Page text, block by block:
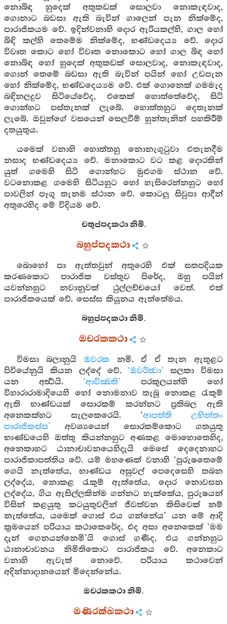
නොබිඳ හුදෙක් අතුකඩක් සොලවා නොකැඳවාද,
ගොනාට බඩසා ඇති බැවින් ගාලෙන් පැන නික්මේද,
පාරාජිකයම වේ. ඉදින්වනාහි දොර ඇරියකල්හි, ගාල හෝ
බිඳි කල්හි තෙමේම නික්මේද, භණ්ඩදෙය්‍ය වේ. දොර
විවෘත කොට හෝ විවෘත නොකොට හෝ ගාල බිඳ හෝ
නොබිඳ හෝ හුදෙක් අතුකඩක් සොලවාද, නොකැඳවාද,
ගොන් තෙමේ බඩසා ඇති බැවින් පයින් හෝ උඩපැන
හෝ නික්මේද, භණ්ඩදෙය්‍යම වේ. එක් ගොනෙක් ගමමැද
බඳිනලදුව සිටියේවේද, එකෙක් හොත්තේවේද, සිටි
ගොන්හට පස්තැනක් ලැබේ. හොත්තහුට දෙතැනක්
ලැබේ. ඔවුන්ගේ වසයෙන් සෙලවීම් හුන්තැනින් පහකිරීම්
දතයුතුය.
යමෙක් වනාහි හොත්තහු නොනැගුටුවා එතැනදීම
නසාද භණ්ඩදෙය්‍ය වේ. මනාකොට වට කළ දොරකින්
යුත් ගමෙහි සිටි ගොන්හට මුළුගම ස්ථාන වේ.
වටනොකළ ගමෙහි සිටියහුට හෝ හැසිරෙන්නහුට හෝ
පාවලින් පෑගූ තැනම ස්ථාන වේ. කොටලු සිවුපා ආදීන්
අතුරෙහිද මේ විදියම වේ.
චතුප්පදකථා නිමි.
බහුප්පදකථා
බොහෝ පා ඇත්තවුන් අතුරෙහි එක් සතපදියක
කරණකොට පාරාජික වස්තුව පිරේද, ඔහු පයින්
යවන්නහුට නවානූවක් ථුල්ලච්චයෝ වෙත්. එක්
පාරාජිකයෙක් වේ. සෙස්ස කියූනය ඇත්තේමය.
බහුප්පදකථා නිමි.
ඔචරකකථා
විමසා බලානුයි ඔවරක නමි. ඒ ඒ තැන ඇතුළට
පිවියේනුයි කියන ලද්දේ වේ. ‘ඔවරිත්‍වා’ සලකා විමසා
යන අර්‍ත්‍ථයි. ‘ආවික්‍ඛති’ පරකුලයන්හි හෝ
විහාරාරාමාදියෙහි හෝ නොමනාව තැබූ නොකළ රැකුම්
ඇති භාණ්ඩයක් සොරකම් කරන්නට ප්‍රතිබල ඇති
අනෙකක්හට සැලකෙරෙයි. ‘ආපත්ති උභින්තං
පාරාජිකස්ස’ අවශ්‍යයෙන් සොරකම්කොට ගතයුතු
භාණ්ඩයෙහි ඔත්තු කියන්නහුට අණකළ මොහොතෙහිද,
අනෙකාහට ඨානාචාවනයෙහිදැයි මෙසේ දෙදෙනාහට
පාරාජිකාපත්තිය වේ. යම් මහණෙක් වනාහි ‘පුරුෂතෙමේ
ගෙයි නැත්තේය, භාණ්ඩය අසුවල් පෙදෙසෙහි තබන
ලද්දේය, නොකළ රැකුම් ඇත්තේය, දොර නොවසන
ලද්දේය, ගිය ඇසිල්ලකින්ම ගන්නට හැක්කේය, පුරුෂයන්
විසින් කළයුතු කටයුතුවලින් ජීවත්වන කිසිවෙක් නම්
නැත්තේය, යමෙක් ගොස් එය ගන්නේය’ යන මේ ආදි
ක්‍රමයෙන් පරියාය කථාකෙරේද, එද අසා අනෙකෙක් ‘මම
දැන් ගෙනයන්නෙමි’යි ගොස් ගණීද, එය ගන්නහුට
ඨානාචාවනය නිමිතිකොට පාරාජිකය වේ. අනෙකාට
වනාහි ඇවැත් නොවේ. පරියාය කථාවෙන්
අදින්නාදානයෙන් මිදෙන්නේය.
ඔචරකකථා නිමි.
ඔණිරක්ඛකථා